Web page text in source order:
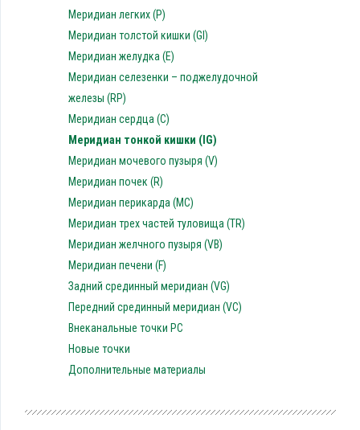
Меридиан легких (P)
Меридиан толстой кишки (GI)
Меридиан желудка (E)
Меридиан селезенки – поджелудочной
железы (RP)
Меридиан сердца (C)
Меридиан тонкой кишки (IG)
Меридиан мочевого пузыря (V)
Меридиан почек (R)
Меридиан перикарда (MC)
Меридиан трех частей туловища (TR)
Меридиан желчного пузыря (VB)
Меридиан печени (F)
Задний срединный меридиан (VG)
Передний срединный меридиан (VC)
Внеканальные точки PC
Новые точки
Дополнительные материалы